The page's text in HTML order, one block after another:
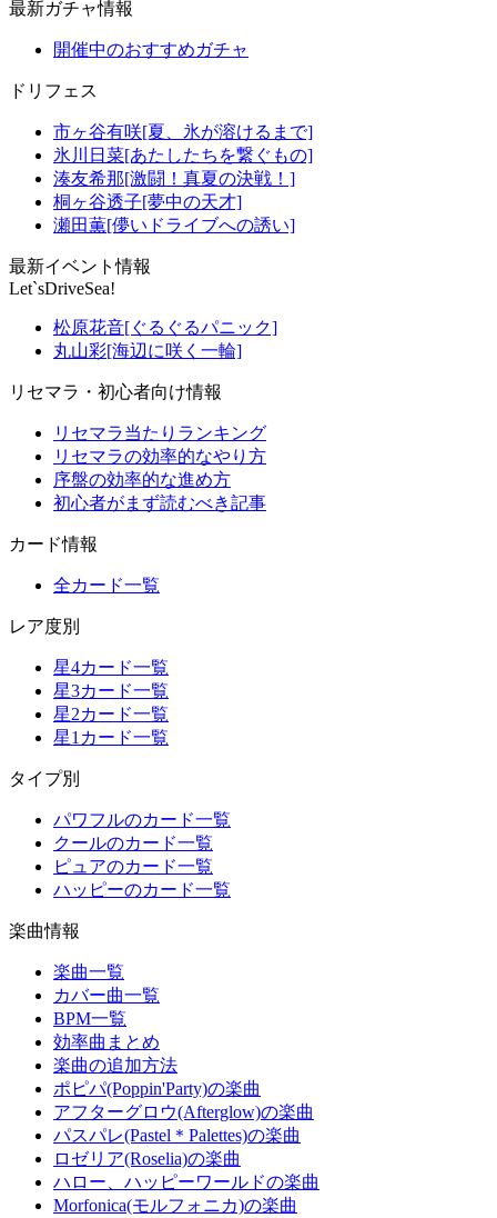
最新ガチャ情報
開催中のおすすめガチャ
ドリフェス
市ヶ谷有咲[夏、氷が溶けるまで]
氷川日菜[あたしたちを繋ぐもの]
湊友希那[激闘！真夏の決戦！]
桐ヶ谷透子[夢中の天才]
瀬田薫[儚いドライブへの誘い]
最新イベント情報
Let`sDriveSea!
松原花音[ぐるぐるパニック]
丸山彩[海辺に咲く一輪]
リセマラ・初心者向け情報
リセマラ当たりランキング
リセマラの効率的なやり方
序盤の効率的な進め方
初心者がまず読むべき記事
カード情報
全カード一覧
レア度別
星4カード一覧
星3カード一覧
星2カード一覧
星1カード一覧
タイプ別
パワフルのカード一覧
クールのカード一覧
ピュアのカード一覧
ハッピーのカード一覧
楽曲情報
楽曲一覧
カバー曲一覧
BPM一覧
効率曲まとめ
楽曲の追加方法
ポピパ(Poppin'Party)の楽曲
アフターグロウ(Afterglow)の楽曲
パスパレ(Pastel＊Palettes)の楽曲
ロゼリア(Roselia)の楽曲
ハロー、ハッピーワールドの楽曲
Morfonica(モルフォニカ)の楽曲